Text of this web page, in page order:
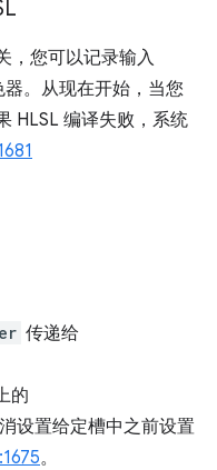
，您可以记录输入
。从现在开始，当您
HLSL 编译失败，系统
传递给
的
设置给定槽中之前设置
。